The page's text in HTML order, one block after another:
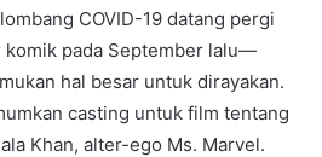
COVID-19 datang pergi
komik pada September lalu—
hal besar untuk dirayakan.
casting untuk film tentang
Khan, alter-ego Ms. Marvel.